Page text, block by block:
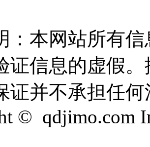
：本网站所有
证信息的虚假
证并不承担任
© qdjimo.com